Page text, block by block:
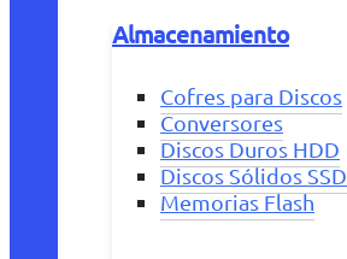
Almacenamiento
Cofres para Discos
Conversores
Discos Duros HDD
Discos Sólidos SSD
Memorias Flash